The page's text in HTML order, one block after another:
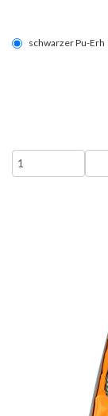
schwarzer Pu-Erh